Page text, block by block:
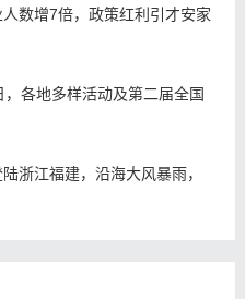
数增7倍，政策红利引才安家
各地多样活动及第二届全国
浙江福建，沿海大风暴雨，